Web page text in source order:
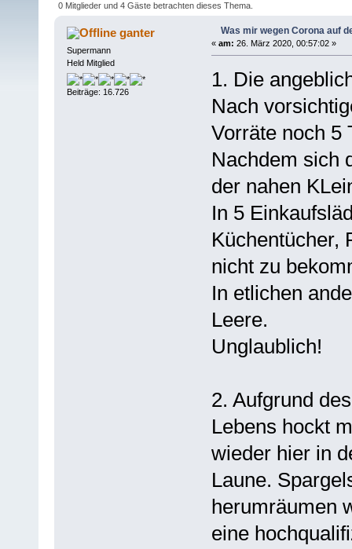
0 Mitglieder und 4 Gäste betrachten dieses Thema.
ganter
Supermann
Held Mitglied
Beiträge: 16.726
Was mir wegen Corona auf
« am: 26. März 2020, 00:57:02 »
1. Die
Nach
Vorräte noch 5
Nachdem sich
der nahen
In 5
Küchentücher,
nicht zu
In etlichen
Leere.
Unglaublich!
2. Aufgrund
Lebens hockt
wieder hier in
Laune.
herumräumen
eine